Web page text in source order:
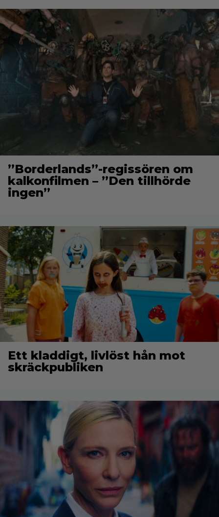
”Borderlands”-regissören om
kalkonfilmen – ”Den tillhörde
ingen”
Ett kladdigt, livlöst hån mot
skräckpubliken